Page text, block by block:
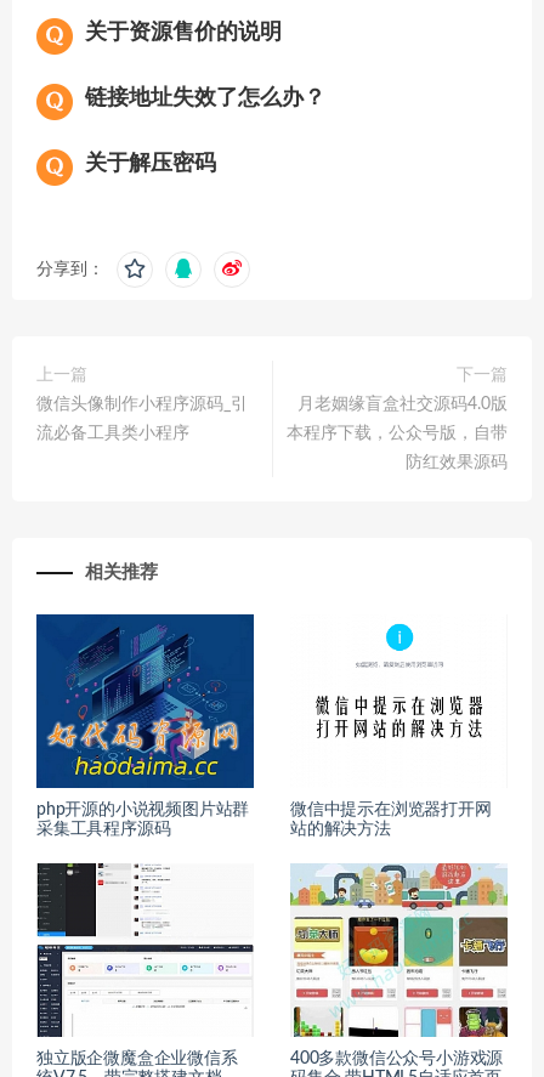
关于资源售价的说明
链接地址失效了怎么办？
关于解压密码
分享到：
上一篇
微信头像制作小程序源码_引
流必备工具类小程序
下一篇
月老姻缘盲盒社交源码4.0版
本程序下载，公众号版，自带
防红效果源码
相关推荐
php开源的小说视频图片站群
采集工具程序源码
微信中提示在浏览器打开网
站的解决方法
独立版企微魔盒企业微信系
400多款微信公众号小游戏源